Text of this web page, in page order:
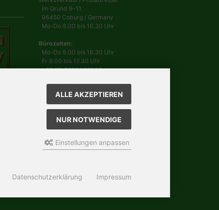
Im Grund 9-11
96450 Coburg / Germany
Mo-Do 8.00 bis 16.30 Uhr
Bürozeiten:
Mo-Do 8.00 bis 16.30 Uhr
Fr 8.00 bis 12.30 Uhr
+49 (0) 09561 85900
Geschäftsführer
Dr. Ursula Hermann,
Martin Hermann
HRB 561
USt.-IdNr. DE 132 460 063
ALLE AKZEPTIEREN
NUR NOTWENDIGE
Einstellungen anpassen
Datenschutzerklärung Impressum